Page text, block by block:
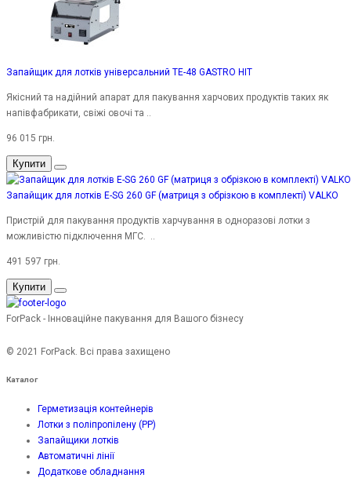
Запайщик для лотків універсальний TE-48 GASTRO HIT
Якісний та надійний апарат для пакування харчових продуктів таких як
напівфабрикати, свіжі овочі та ..
96 015 грн.
Купити
Запайщик для лотків E-SG 260 GF (матриця з обрізкою в комплекті) VALKO
Пристрій для пакування продуктів харчування в одноразові лотки з
можливістю підключення МГС. ..
491 597 грн.
Купити
ForPack - Інноваційне пакування для Вашого бізнесу
© 2021 ForPack. Всі права захищено
Каталог
Герметизація контейнерів
Лотки з поліпропілену (PP)
Запайщики лотків
Автоматичні лінії
Додаткове обладнання